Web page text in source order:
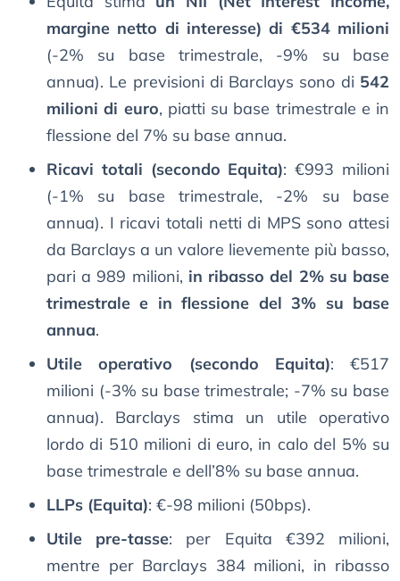
margine netto di interesse) di €534 milioni
(-2% su base trimestrale, -9% su base
annua). Le previsioni di Barclays sono di 542
milioni di euro, piatti su base trimestrale e in
flessione del 7% su base annua.
Ricavi totali (secondo Equita): €993 milioni
(-1% su base trimestrale, -2% su base
annua). I ricavi totali netti di MPS sono attesi
da Barclays a un valore lievemente più basso,
pari a 989 milioni, in ribasso del 2% su base
trimestrale e in flessione del 3% su base
annua.
Utile operativo (secondo Equita): €517
milioni (-3% su base trimestrale; -7% su base
annua). Barclays stima un utile operativo
lordo di 510 milioni di euro, in calo del 5% su
base trimestrale e dell’8% su base annua.
LLPs (Equita): €-98 milioni (50bps).
Utile pre-tasse: per Equita €392 milioni,
mentre per Barclays 384 milioni, in ribasso